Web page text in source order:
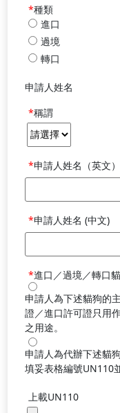
種類
進口
過境
轉口
申請人姓名
稱謂
申請人姓名（英文）
申請人姓名 (中文)
進口／過境／轉口
申請人為下述貓狗的
證／進口許可證只用
之用途。
申請人為代辦下述貓
填妥表格編號UN110
上載UN110